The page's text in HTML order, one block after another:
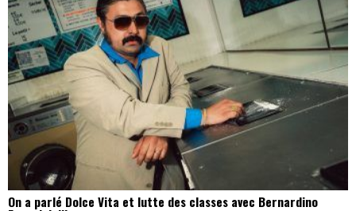
On a parlé Dolce Vita et lutte des classes avec Bernardino